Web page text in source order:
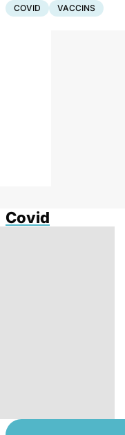
COVID VACCINS
Covid